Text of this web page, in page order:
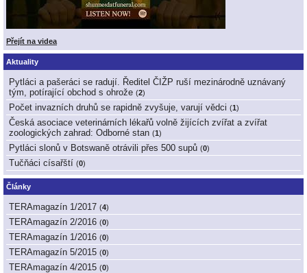
Přejít na videa
Aktuality
Pytláci a pašeráci se radují. Ředitel ČIŽP ruší mezinárodně uznávaný
tým, potírající obchod s ohrože (2)
Počet invazních druhů se rapidně zvyšuje, varují vědci (1)
Česká asociace veterinárních lékařů volně žijících zvířat a zvířat
zoologických zahrad: Odborné stan (1)
Pytláci slonů v Botswaně otrávili přes 500 supů (0)
Tučňáci císařští (0)
Články
TERAmagazín 1/2017 (4)
TERAmagazín 2/2016 (0)
TERAmagazín 1/2016 (0)
TERAmagazín 5/2015 (0)
TERAmagazín 4/2015 (0)